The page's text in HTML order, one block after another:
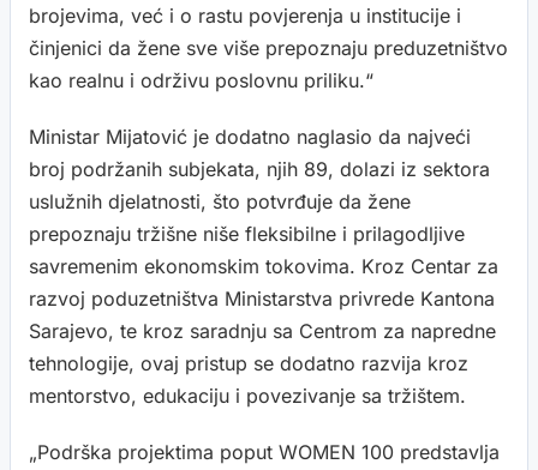
brojevima, već i o rastu povjerenja u institucije i
činjenici da žene sve više prepoznaju preduzetništvo
kao realnu i održivu poslovnu priliku.“
Ministar Mijatović je dodatno naglasio da najveći
broj podržanih subjekata, njih 89, dolazi iz sektora
uslužnih djelatnosti, što potvrđuje da žene
prepoznaju tržišne niše fleksibilne i prilagodljive
savremenim ekonomskim tokovima. Kroz Centar za
razvoj poduzetništva Ministarstva privrede Kantona
Sarajevo, te kroz saradnju sa Centrom za napredne
tehnologije, ovaj pristup se dodatno razvija kroz
mentorstvo, edukaciju i povezivanje sa tržištem.
„Podrška projektima poput WOMEN 100 predstavlja